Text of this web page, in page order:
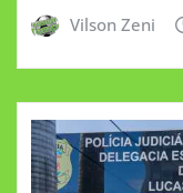
Vilson Zeni